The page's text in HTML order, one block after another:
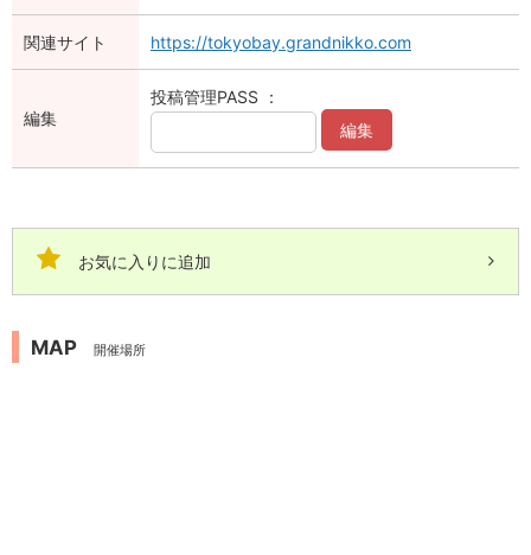
関連サイト https://tokyobay.grandnikko.com
編集
投稿管理PASS ：
編集
お気に入りに追加
MAP 開催場所